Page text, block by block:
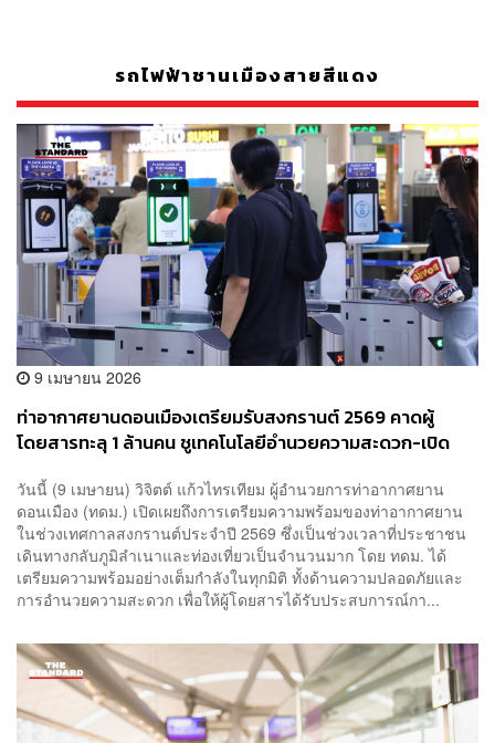
รถไฟฟ้าชานเมืองสายสีแดง
9 เมษายน 2026
ท่าอากาศยานดอนเมืองเตรียมรับสงกรานต์ 2569 คาดผู้
โดยสารทะลุ 1 ล้านคน ชูเทคโนโลยีอำนวยความสะดวก-เปิด
วันนี้ (9 เมษายน) วิจิตต์ แก้วไทรเทียม ผู้อำนวยการท่าอากาศยาน
ดอนเมือง (ทดม.) เปิดเผยถึงการเตรียมความพร้อมของท่าอากาศยาน
ในช่วงเทศกาลสงกรานต์ประจำปี 2569 ซึ่งเป็นช่วงเวลาที่ประชาชน
เดินทางกลับภูมิลำเนาและท่องเที่ยวเป็นจำนวนมาก โดย ทดม. ได้
เตรียมความพร้อมอย่างเต็มกำลังในทุกมิติ ทั้งด้านความปลอดภัยและ
การอำนวยความสะดวก เพื่อให้ผู้โดยสารได้รับประสบการณ์กา...